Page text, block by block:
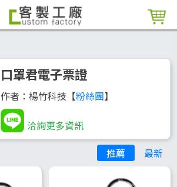
口罩君電子票證
作者：楊竹科技【粉絲團】
洽詢更多資訊
推薦
最新